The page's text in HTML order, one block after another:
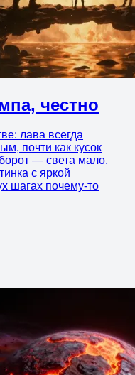
честно
лава всегда
почти как кусок
— света мало,
с яркой
шагах почему-то